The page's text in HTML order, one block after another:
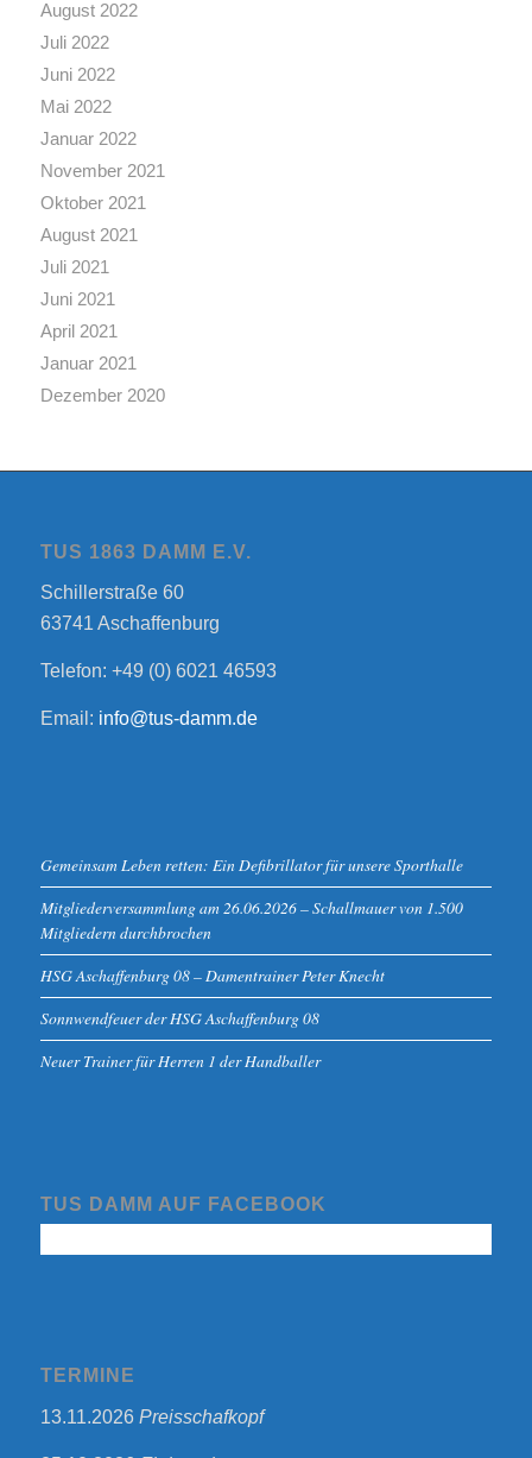
August 2022
Juli 2022
Juni 2022
Mai 2022
Januar 2022
November 2021
Oktober 2021
August 2021
Juli 2021
Juni 2021
April 2021
Januar 2021
Dezember 2020
TUS 1863 DAMM E.V.
Schillerstraße 60
63741 Aschaffenburg
Telefon: +49 (0) 6021 46593
Email: info@tus-damm.de
Gemeinsam Leben retten: Ein Defibrillator für unsere Sporthalle
Mitgliederversammlung am 26.06.2026 – Schallmauer von 1.500
Mitgliedern durchbrochen
HSG Aschaffenburg 08 – Damentrainer Peter Knecht
Sonnwendfeuer der HSG Aschaffenburg 08
Neuer Trainer für Herren 1 der Handballer
TUS DAMM AUF FACEBOOK
TERMINE
13.11.2026 Preisschafkopf